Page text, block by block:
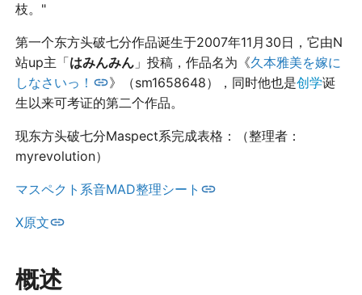
枝。"
第一个东方头破七分作品诞生于2007年11月30日，它由N
站up主「はみんみん 」投稿，作品名为《久本雅美を嫁に
しなさいっ！
》（sm1658648），同时他也是创学诞
生以来可考证的第二个作品。
现东方头破七分Maspect系完成表格：（整理者：
myrevolution）
マスペクト系音MAD整理シート
X原文
概述